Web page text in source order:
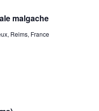
malgache
Reims, France